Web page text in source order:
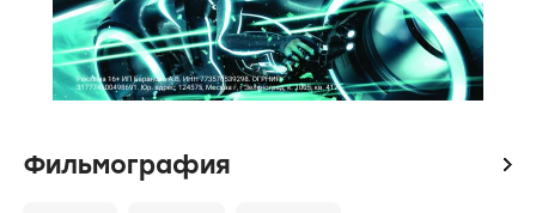
Фильмография icon